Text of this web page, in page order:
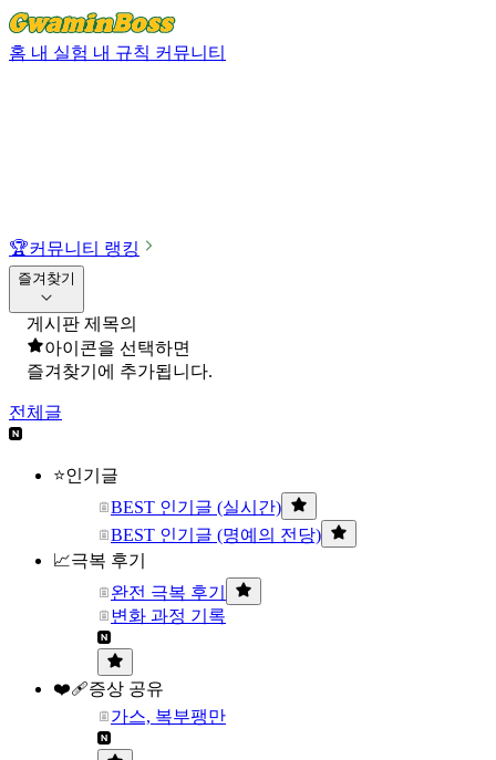
홈 내 실험 내 규칙 커뮤니티
🏆커뮤니티 랭킹
즐겨찾기
게시판 제목의
아이콘을 선택하면
즐겨찾기에 추가됩니다.
전체글
⭐인기글
BEST 인기글 (실시간)
BEST 인기글 (명예의 전당)
📈극복 후기
완전 극복 후기
변화 과정 기록
❤️‍🩹증상 공유
가스, 복부팽만